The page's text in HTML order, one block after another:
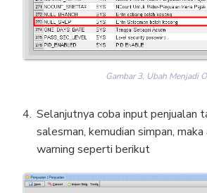
Gambar 3. Ubah Menjadi
Selanjutnya coba input penjualan
salesman, kemudian simpan, maka
warning seperti berikut